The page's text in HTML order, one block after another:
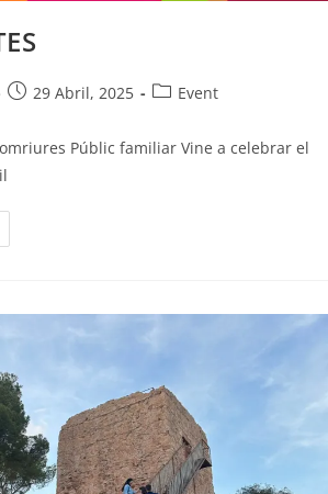
29 Abril, 2025 Event
Públic familiar Vine a celebrar el